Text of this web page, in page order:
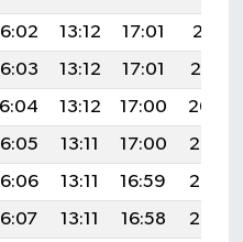
13:12 17:01
20:11
13:12 17:01
20:10
13:12 17:00
20:09
13:11 17:00
20:07
13:11 16:59
20:06
13:11 16:58
20:05